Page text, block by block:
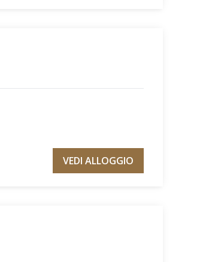
VEDI ALLOGGIO